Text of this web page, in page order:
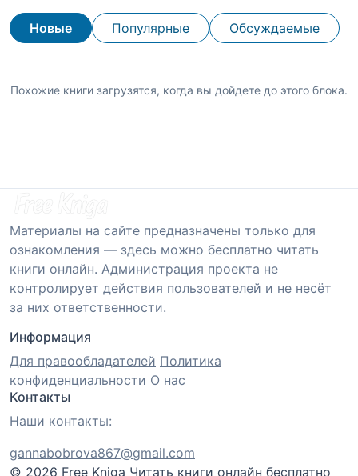
Новые Популярные Обсуждаемые
Похожие книги загрузятся, когда вы дойдете до этого блока.
Материалы на сайте предназначены только для
ознакомления — здесь можно бесплатно читать
книги онлайн. Администрация проекта не
контролирует действия пользователей и не несёт
за них ответственности.
Информация
Для правообладателей Политика
конфиденциальности О нас
Контакты
Наши контакты:
gannabobrova867@gmail.com
© 2026 Free Kniga Читать книги онлайн бесплатно